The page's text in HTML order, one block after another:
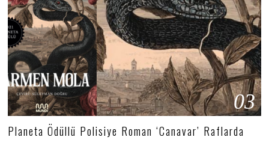
03
Planeta Ödüllü Polisiye Roman ‘Canavar’ Raflarda